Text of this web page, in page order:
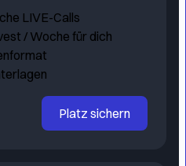
LIVE-Calls
/ Woche für dich
Platz sichern